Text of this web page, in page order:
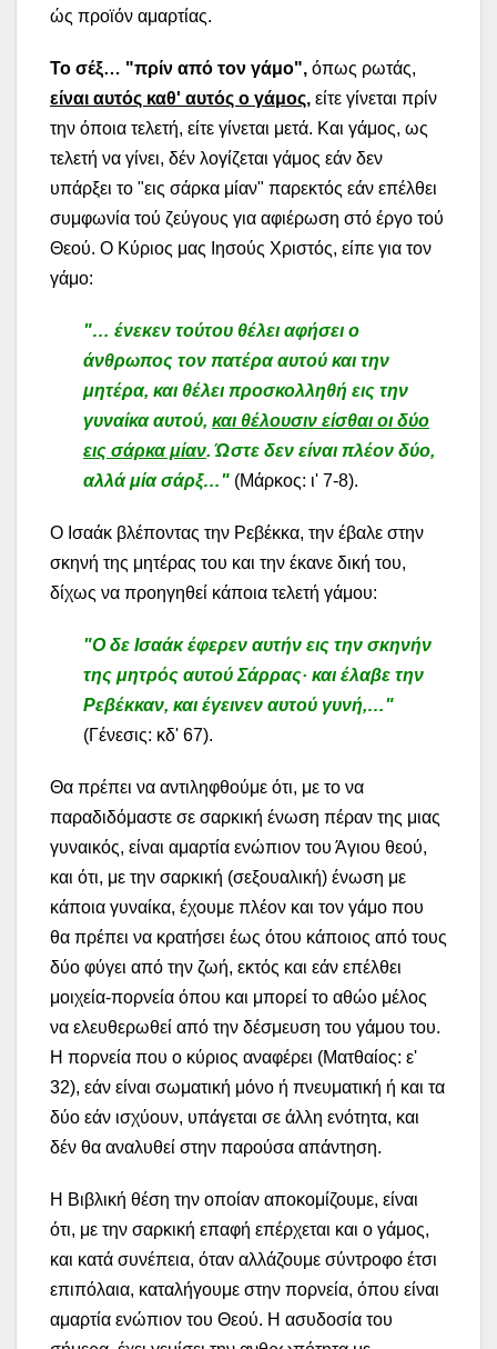
ώς προϊόν αμαρτίας.
Το σέξ… "πρίν από τον γάμο", όπως ρωτάς,
είναι αυτός καθ' αυτός ο γάμος, είτε γίνεται πρίν
την όποια τελετή, είτε γίνεται μετά. Και γάμος, ως
τελετή να γίνει, δέν λογίζεται γάμος εάν δεν
υπάρξει το "εις σάρκα μίαν" παρεκτός εάν επέλθει
συμφωνία τού ζεύγους για αφιέρωση στό έργο τού
Θεού. Ο Κύριος μας Ιησούς Χριστός, είπε για τον
γάμο:
"… ένεκεν τούτου θέλει αφήσει ο
άνθρωπος τον πατέρα αυτού και την
μητέρα, και θέλει προσκολληθή εις την
γυναίκα αυτού, και θέλουσιν είσθαι οι δύο
εις σάρκα μίαν. Ώστε δεν είναι πλέον δύο,
αλλά μία σάρξ…" (Μάρκος: ι' 7-8).
Ο Ισαάκ βλέποντας την Ρεβέκκα, την έβαλε στην
σκηνή της μητέρας του και την έκανε δική του,
δίχως να προηγηθεί κάποια τελετή γάμου:
"Ο δε Ισαάκ έφερεν αυτήν εις την σκηνήν
της μητρός αυτού Σάρρας· και έλαβε την
Ρεβέκκαν, και έγεινεν αυτού γυνή,…"
(Γένεσις: κδ' 67).
Θα πρέπει να αντιληφθούμε ότι, με το να
παραδιδόμαστε σε σαρκική ένωση πέραν της μιας
γυναικός, είναι αμαρτία ενώπιον του Άγιου θεού,
και ότι, με την σαρκική (σεξουαλική) ένωση με
κάποια γυναίκα, έχουμε πλέον και τον γάμο που
θα πρέπει να κρατήσει έως ότου κάποιος από τους
δύο φύγει από την ζωή, εκτός και εάν επέλθει
μοιχεία-πορνεία όπου και μπορεί το αθώο μέλος
να ελευθερωθεί από την δέσμευση του γάμου του.
Η πορνεία που ο κύριος αναφέρει (Ματθαίος: ε'
32), εάν είναι σωματική μόνο ή πνευματική ή και τα
δύο εάν ισχύουν, υπάγεται σε άλλη ενότητα, και
δέν θα αναλυθεί στην παρούσα απάντηση.
Η Βιβλική θέση την οποίαν αποκομίζουμε, είναι
ότι, με την σαρκική επαφή επέρχεται και ο γάμος,
και κατά συνέπεια, όταν αλλάζουμε σύντροφο έτσι
επιπόλαια, καταλήγουμε στην πορνεία, όπου είναι
αμαρτία ενώπιον του Θεού. Η ασυδοσία του